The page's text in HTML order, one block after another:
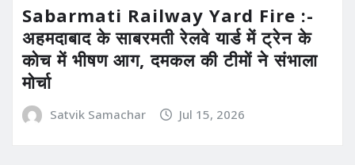
Sabarmati Railway Yard Fire :-
अहमदाबाद के साबरमती रेलवे यार्ड में ट्रेन के
कोच में भीषण आग, दमकल की टीमों ने संभाला
मोर्चा
Satvik Samachar Jul 15, 2026